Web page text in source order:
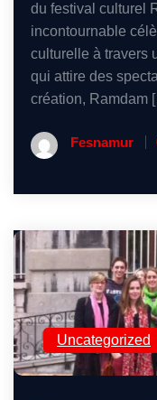
du festival culturel
incontournable
culturelle à travers
qui attire des
création, Ramdam
Fesnamur
Uncategorized